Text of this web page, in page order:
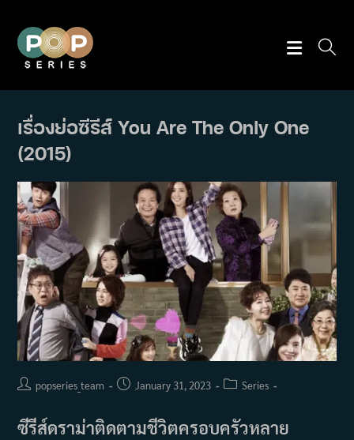
content
เรื่องย่อซีรีส์ You Are The Only One
(2015)
Postpopseries_team
PostJanuary 31, 2023
PostSeries
ซีรีส์ดราม่าติดตามชีวิตครอบครัวหลาย